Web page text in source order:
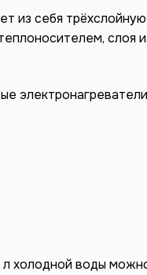
из себя
слоя
холодной воды